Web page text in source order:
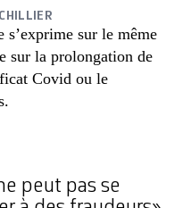
sur le même
sur la prolongation de
Covid ou le
peut pas se